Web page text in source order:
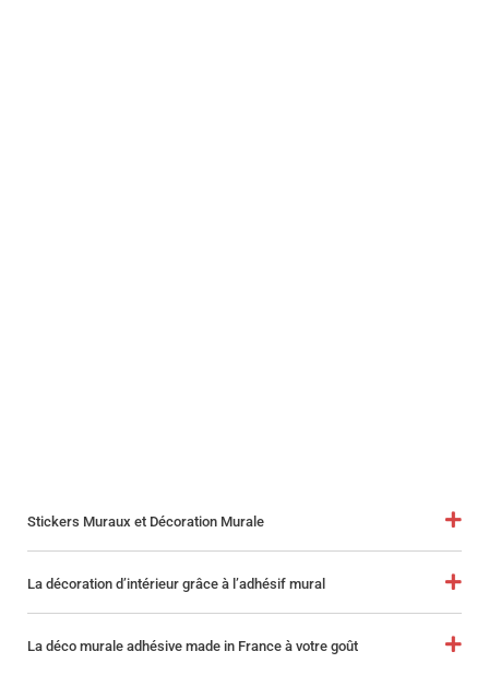
Stickers Muraux et Décoration Murale
La décoration d’intérieur grâce à l’adhésif mural
La déco murale adhésive made in France à votre goût